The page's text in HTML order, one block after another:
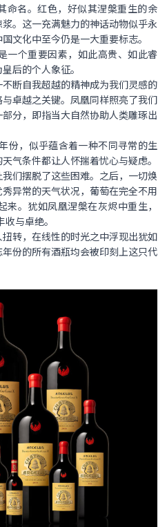
名。红色，好似其涅槃重生的余
。这一充满魅力的神话动物似乎永
文化中至今仍是一大重要标志。
一个重要因素，如此高贵、如此睿
后的个人象征。
断自我超越的精神成为我们灵感的
卓越之关键。凤凰同样照亮了我们
分，即指当大自然协助人类雕琢出
份，似乎蕴含着一种不同寻常的生
气条件都让人怀揣着忧心与疑虑。
们摆脱了这些困难。之后，一切焕
异常的天气状况，葡萄在完全不用
。犹如凤凰涅槃在灰烬中重生，
与卓绝。
转，在线性的时光之中浮现出犹如
份的所有酒瓶均会被印刻上这只代